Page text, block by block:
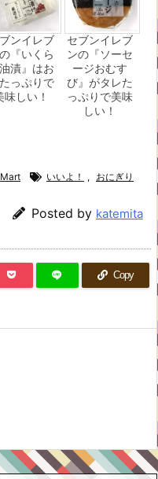
ンイレブ
『いくら
漬』はお
っぷりで
味しい！
セブンイレブ
ンの『ソーセ
ージおむす
び』がタレた
っぷりで美味
しい！
いいよ！ , おにぎり
Posted by katemita
Copy